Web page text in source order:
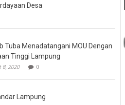
Desa
Tuba Menadatangani MOU Dengan
Tinggi Lampung
8, 2020 0
Lampung